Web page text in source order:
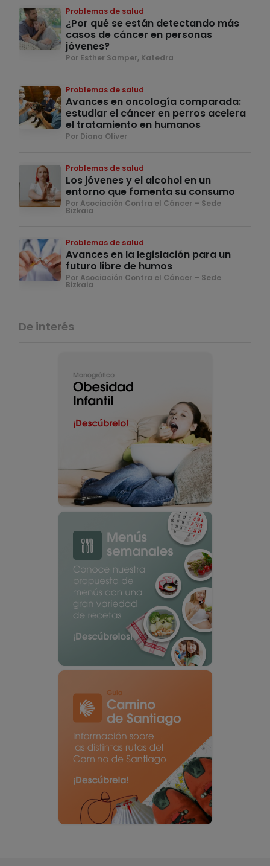
Problemas de salud
¿Por qué se están detectando más
casos de cáncer en personas
jóvenes?
Por Esther Samper, Katedra
Problemas de salud
Avances en oncología comparada:
estudiar el cáncer en perros acelera
el tratamiento en humanos
Por Diana Oliver
Problemas de salud
Los jóvenes y el alcohol en un
entorno que fomenta su consumo
Por Asociación Contra el Cáncer – Sede
Bizkaia
Problemas de salud
Avances en la legislación para un
futuro libre de humos
Por Asociación Contra el Cáncer – Sede
Bizkaia
De interés